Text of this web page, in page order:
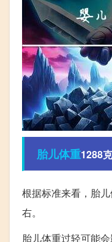
胎儿体重1288
根据标准来看，胎
右。
胎儿体重过轻可能